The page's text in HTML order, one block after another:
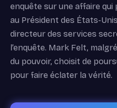
enquête sur une affaire
au Président des États-
directeur des services
l’enquête. Mark Felt,
du pouvoir, choisit de
pour faire éclater la vérité.